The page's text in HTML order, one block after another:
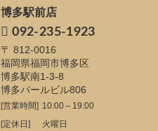
博多駅前店
092-235-1923
〒 812-0016
福岡県福岡市博多区
博多駅南1-3-8
博多パールビル806
[営業時間] 10:00～19:00
[定休日]
火曜日